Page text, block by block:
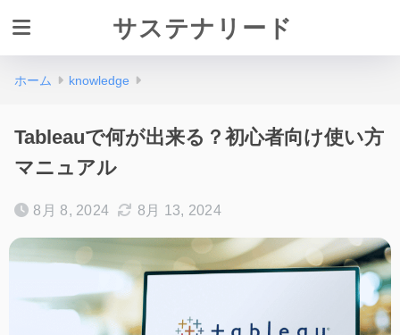
サステナリード
ホーム knowledge
Tableauで何が出来る？初心者向け使い方
マニュアル
8月 8, 2024 8月 13, 2024